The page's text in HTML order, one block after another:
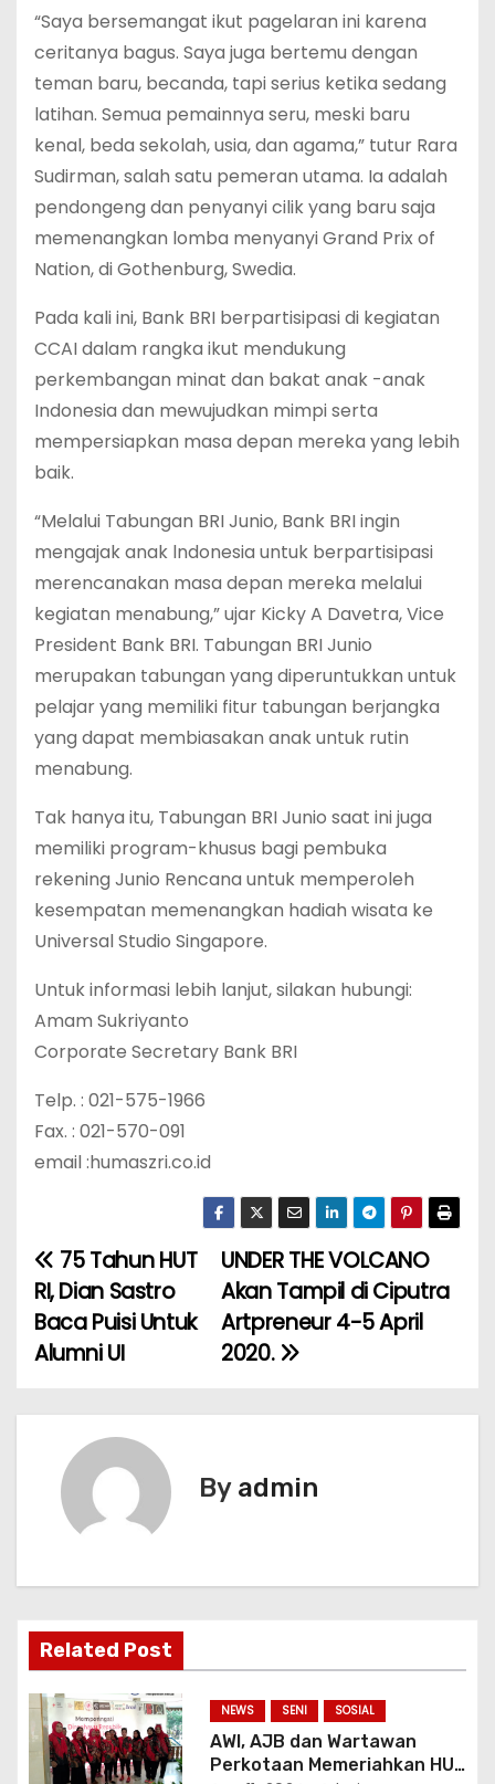
“Saya bersemangat ikut pagelaran ini karena
ceritanya bagus. Saya juga bertemu dengan
teman baru, becanda, tapi serius ketika sedang
latihan. Semua pemainnya seru, meski baru
kenal, beda sekolah, usia, dan agama,” tutur Rara
Sudirman, salah satu pemeran utama. Ia adalah
pendongeng dan penyanyi cilik yang baru saja
memenangkan lomba menyanyi Grand Prix of
Nation, di Gothenburg, Swedia.
Pada kali ini, Bank BRI berpartisipasi di kegiatan
CCAI dalam rangka ikut mendukung
perkembangan minat dan bakat anak -anak
Indonesia dan mewujudkan mimpi serta
mempersiapkan masa depan mereka yang lebih
baik.
“Melalui Tabungan BRI Junio, Bank BRI ingin
mengajak anak lndonesia untuk berpartisipasi
merencanakan masa depan mereka melalui
kegiatan menabung,” ujar Kicky A Davetra, Vice
President Bank BRI. Tabungan BRI Junio
merupakan tabungan yang diperuntukkan untuk
pelajar yang memiliki fitur tabungan berjangka
yang dapat membiasakan anak untuk rutin
menabung.
Tak hanya itu, Tabungan BRI Junio saat ini juga
memiliki program-khusus bagi pembuka
rekening Junio Rencana untuk memperoleh
kesempatan memenangkan hadiah wisata ke
Universal Studio Singapore.
Untuk informasi lebih lanjut, silakan hubungi:
Amam Sukriyanto
Corporate Secretary Bank BRI
Telp. : 021-575-1966
Fax. : 021-570-091
email :humaszri.co.id
N
a
v
i
i
p
o
s
UNDER THE VOLCANO
Akan Tampil di Ciputra
Artpreneur 4-5 April
2020.
75 Tahun HUT
RI, Dian Sastro
Baca Puisi Untuk
Alumni UI
By admin
Related Post
NEWS SENI SOSIAL
AWI, AJB dan Wartawan
Perkotaan Memeriahkan HUT